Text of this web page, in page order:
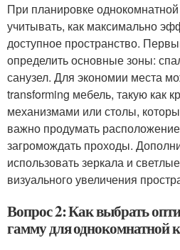
При планировке
учитывать, как максимально
доступное пространство.
определить основные зоны:
санузел. Для экономии места
transforming мебель, такую как
механизмами или столы,
важно продумать
загромождать проходы.
использовать зеркала и
визуального увеличения
Вопрос 2: Как выбрать
гамму для однокомнатной